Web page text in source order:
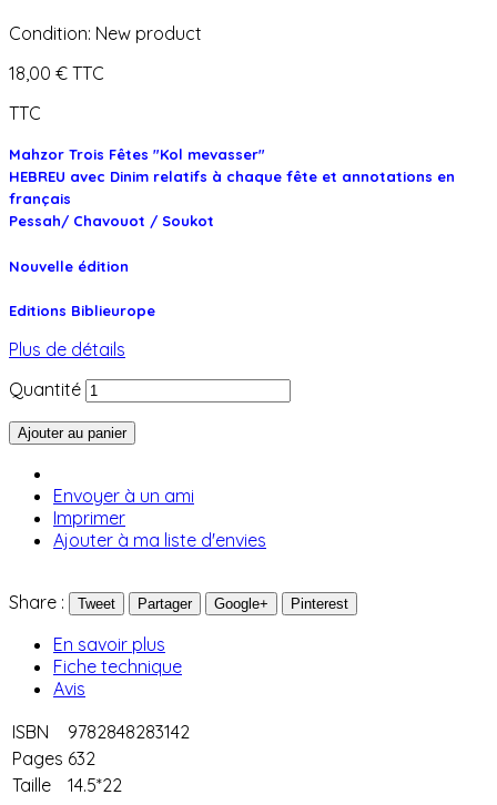
Condition: New product
18,00 € TTC
TTC
Mahzor Trois Fêtes "Kol mevasser"
HEBREU avec Dinim relatifs à chaque fête et annotations en
français
Pessah/ Chavouot / Soukot
Nouvelle édition
Editions Biblieurope
Plus de détails
Quantité
Ajouter au panier
Envoyer à un ami
Imprimer
Ajouter à ma liste d'envies
Share : Tweet Partager Google+ Pinterest
En savoir plus
Fiche technique
Avis
ISBN
9782848283142
Pages 632
Taille
14.5*22